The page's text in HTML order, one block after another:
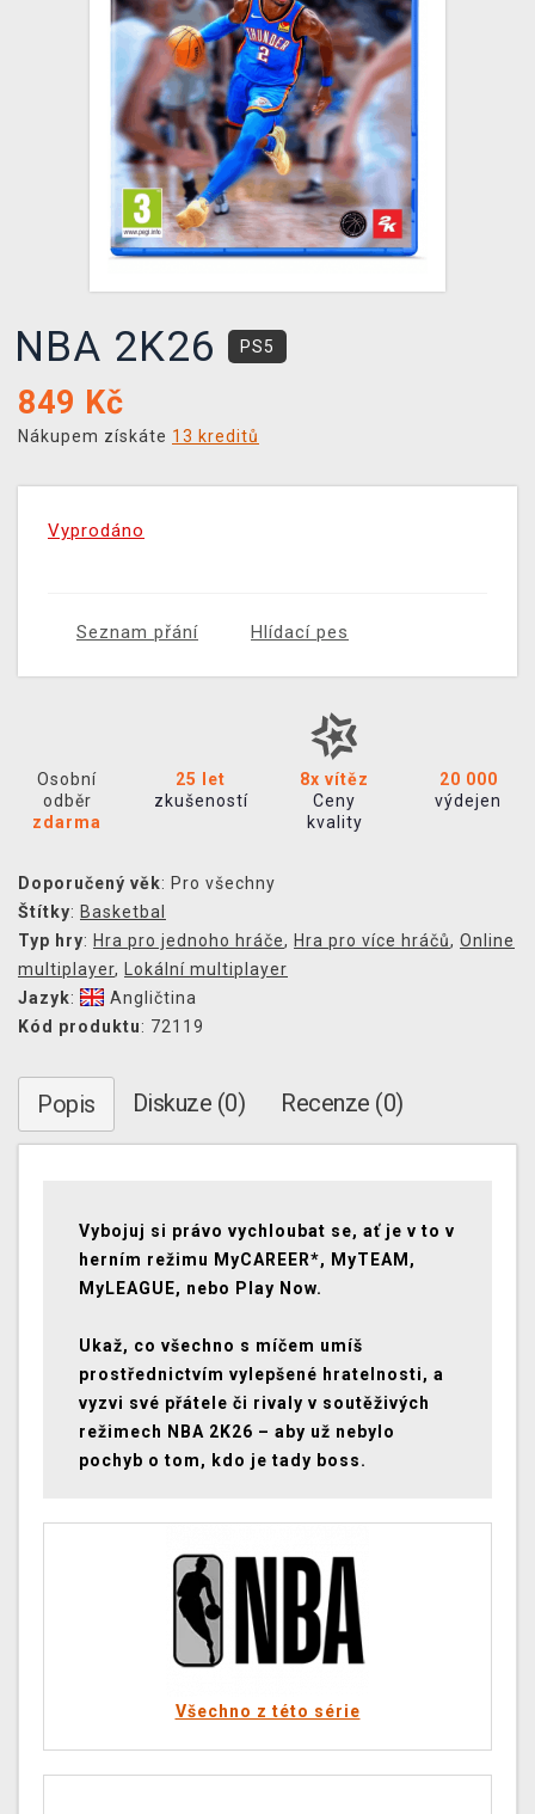
DOPRAVA
XZONE KLUB
TCG & BOARDGAME HUB
VÝKUP HER (BAZAR)
NBA 2K26 PS5
849 Kč
Nákupem získáte 13 kreditů
Vyprodáno
Seznam přání Hlídací pes
Osobní
odběr
zdarma
25 let
zkušeností
8x vítěz
Ceny
kvality
20 000
výdejen
Doporučený věk: Pro všechny
Štítky: Basketbal
Typ hry: Hra pro jednoho hráče, Hra pro více hráčů, Online
multiplayer, Lokální multiplayer
Jazyk:
Angličtina
Kód produktu: 72119
Popis Diskuze (0) Recenze (0)
Vybojuj si právo vychloubat se, ať je v to v
herním režimu MyCAREER*, MyTEAM,
MyLEAGUE, nebo Play Now.
Ukaž, co všechno s míčem umíš
prostřednictvím vylepšené hratelnosti, a
vyzvi své přátele či rivaly v soutěživých
režimech NBA 2K26 – aby už nebylo
pochyb o tom, kdo je tady boss.
Všechno z této série